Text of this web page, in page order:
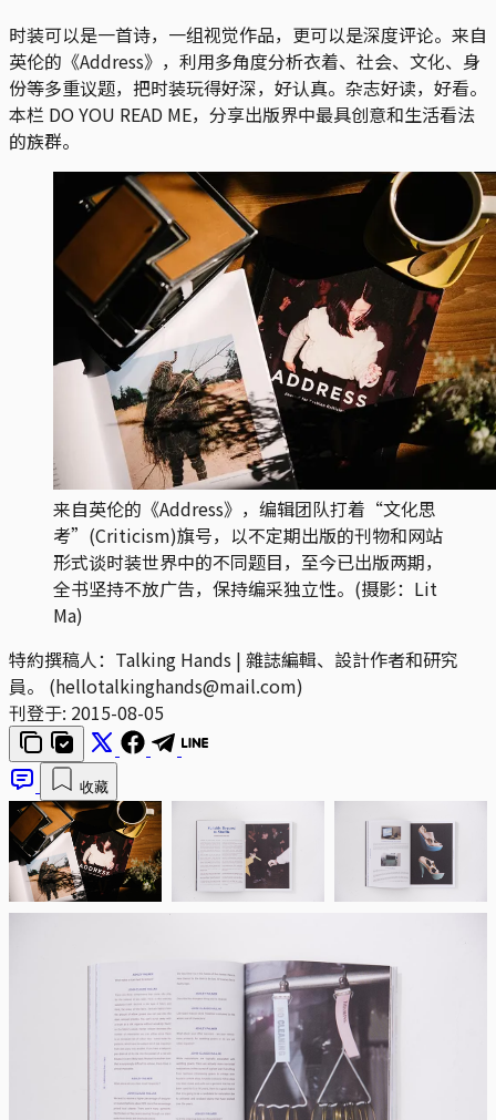
时装可以是一首诗，一组视觉作品，更可以是深度评论。来自
英伦的《Address》，利用多角度分析衣着、社会、文化、身
份等多重议题，把时装玩得好深，好认真。杂志好读，好看。
本栏 DO YOU READ ME，分享出版界中最具创意和生活看法
的族群。
来自英伦的《Address》，编辑团队打着“文化思
考”(Criticism)旗号，以不定期出版的刊物和网站
形式谈时装世界中的不同题目，至今已出版两期，
全书坚持不放广告，保持编采独立性。(摄影：Lit
Ma)
特約撰稿人：Talking Hands | 雜誌編輯、設計作者和研究
員。 (hellotalkinghands@mail.com)
刊登于: 2015-08-05
收藏